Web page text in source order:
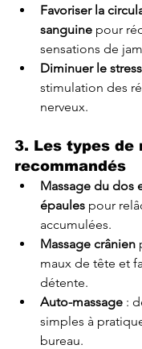
Favoriser la
sanguine pour
sensations de
Diminuer le stress
stimulation des
nerveux.
3. Les types de
recommandés
Massage du dos
épaules pour
accumulées.
Massage crânien
maux de tête et
détente.
Auto-massage :
simples à
bureau.